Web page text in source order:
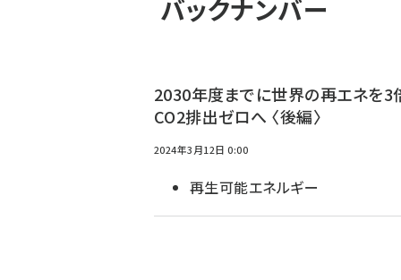
バックナンバー
2030年度までに世界の再エネを3
CO2排出ゼロへ 〈後編〉
2024年3月12日 0:00
再生可能エネルギー